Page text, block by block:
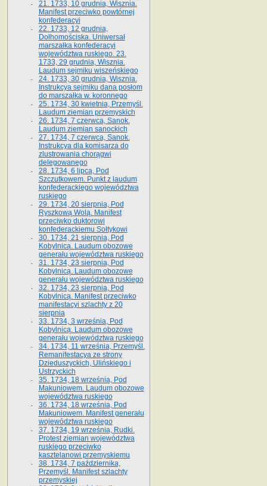
21. 1733, 10 grudnia, Wisznia.
Manifest przeciwko powtórnej
konfederacyi
22. 1733, 12 grudnia,
Dołhomościska. Uniwersał
marszałka konfederacyi
województwa ruskiego. 23.
1733, 29 grudnia, Wisznia.
Laudum sejmiku wiszeńskiego
24. 1733, 30 grudnia, Wisznia.
Instrukcya sejmiku dana posłom
do marszałka w. koronnego
25. 1734, 30 kwietnia, Przemyśl.
Laudum ziemian przemyskich
26. 1734, 7 czerwca, Sanok.
Laudum ziemian sanockich
27. 1734, 7 czerwca, Sanok.
Instrukcya dla komisarza do
zlustrowania chorągwi
delegowanego
28. 1734, 6 lipca, Pod
Szczutkowem. Punkt z laudum
konfederackiego województwa
ruskiego
29. 1734, 20 sierpnia, Pod
Ryszkową Wolą. Manifest
przeciwko duktorowi
konfederackiemu Sołtykowi
30. 1734, 21 sierpnia, Pod
Kobylnicą. Laudum obozowe
generału województwa ruskiego
31. 1734, 23 sierpnia, Pod
Kobylnicą. Laudum obozowe
generału województwa ruskiego
32. 1734, 23 sierpnia, Pod
Kobylnicą. Manifest przeciwko
manifestacyi szlachty z 20
sierpnia
33. 1734, 3 września, Pod
Kobylnicą. Laudum obozowe
generału województwa ruskiego
34. 1734, 11 września, Przemyśl.
Remanifestacya ze strony
Dzieduszyckich, Ulińskiego i
Ustrzyckich
35. 1734, 18 września, Pod
Makuniowem. Laudum obozowe
województwa ruskiego
36. 1734, 18 września, Pod
Makuniowem. Manifest generału
województwa ruskiego
37. 1734, 19 września, Rudki.
Protest ziemian województwa
ruskiego przeciwko
kasztelanowi przemyskiemu
38. 1734, 7 października,
Przemyśl. Manifest szlachty
przemyskiej